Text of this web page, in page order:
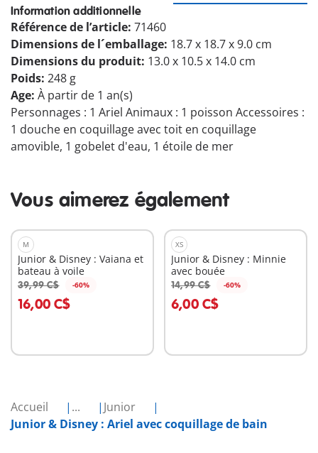
Accueil ...
Junior
Junior & Disney : Ariel avec coquillage de bain
Information additionnelle
Référence de l’article: 71460
Dimensions de l´emballage: 18.7 x 18.7 x 9.0 cm
Dimensions du produit: 13.0 x 10.5 x 14.0 cm
Poids: 248 g
Age: À partir de 1 an(s)
Personnages : 1 Ariel Animaux : 1 poisson Accessoires :
1 douche en coquillage avec toit en coquillage
amovible, 1 gobelet d'eau, 1 étoile de mer
Vous aimerez également
M
Junior & Disney : Vaiana et
bateau à voile
39,99 C$ -60%
16,00 C$
Au panier
XS
Junior & Disney : Minnie
avec bouée
14,99 C$ -60%
6,00 C$
Au panier